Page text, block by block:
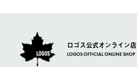
ロゴス公式オンライン店
LOGOS OFFICIAL ONLINE SHOP